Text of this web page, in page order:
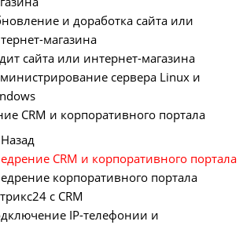
и доработка сайта или
магазина
сайта или интернет-магазина
сервера Linux и
CRM и корпоративного портала
Назад
CRM и корпоративного портала
корпоративного портала
с CRM
IP-телефонии и